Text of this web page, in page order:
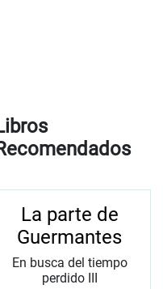
La parte de
Guermantes
En busca del tiempo
perdido III